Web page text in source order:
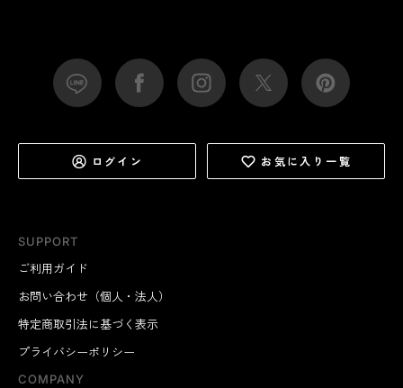
SUPPORT
ご利用ガイド
お問い合わせ（個人・法人）
特定商取引法に基づく表示
プライバシーポリシー
COMPANY
ログイン お気に入り一覧